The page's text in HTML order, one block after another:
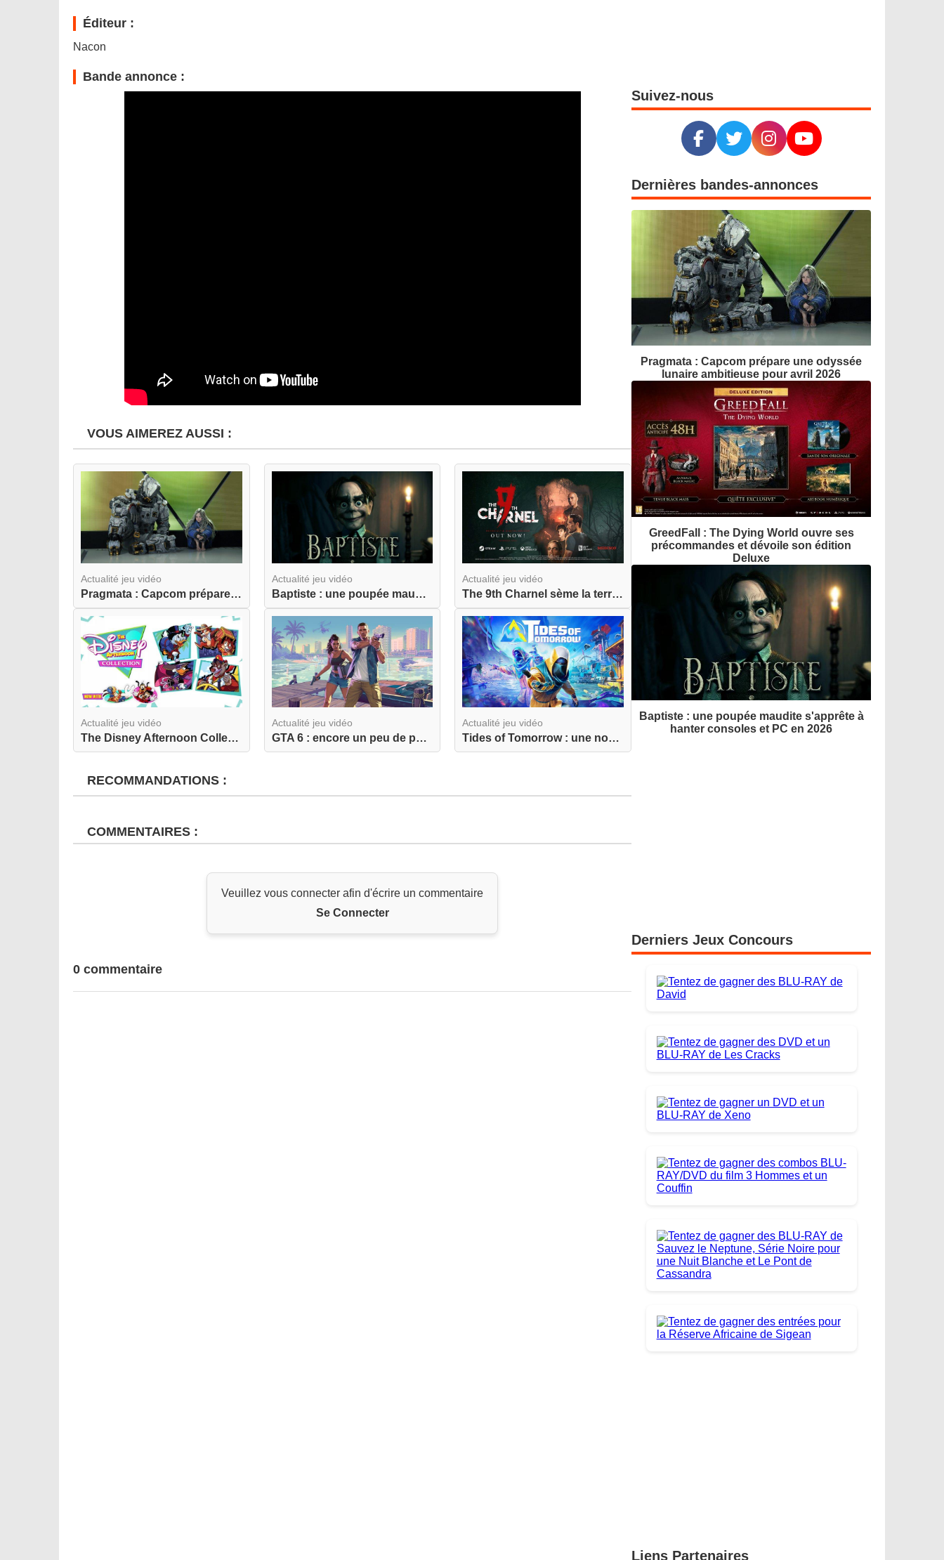
Éditeur :
Nacon
Bande annonce :
VOUS AIMEREZ AUSSI :
Actualité jeu vidéo
Pragmata : Capcom prépare une odyssée lunaire am...
Actualité jeu vidéo
Baptiste : une poupée maudite s'apprête à hanter...
Actualité jeu vidéo
The 9th Charnel sème la terreur dès aujourd'hui ...
Actualité jeu vidéo
The Disney Afternoon Collection revient dans une...
Actualité jeu vidéo
GTA 6 : encore un peu de patience… vers une sort...
Actualité jeu vidéo
Tides of Tomorrow : une nouvelle aventure ambiti...
RECOMMANDATIONS :
COMMENTAIRES :
Veuillez vous connecter afin d'écrire un commentaire
Se Connecter
0 commentaire
Suivez-nous
Dernières bandes-annonces
Pragmata : Capcom prépare une odyssée
lunaire ambitieuse pour avril 2026
GreedFall : The Dying World ouvre ses
précommandes et dévoile son édition
Deluxe
Baptiste : une poupée maudite s'apprête à
hanter consoles et PC en 2026
Derniers Jeux Concours
Liens Partenaires